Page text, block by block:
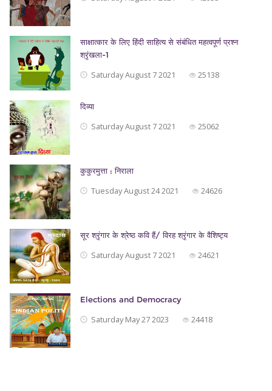
साक्षात्कार के लिए हिंदी साहित्य से संबंधित महत्वपूर्ण प्रश्न
श्रृंखला-1
Saturday August 7 2021 25138
दिव्या
Saturday August 7 2021 25062
कुकुरमुत्ता : निराला
Tuesday August 24 2021 24626
सूर श्रृंगार के श्रेष्ठ कवि हैं/ विरह श्रृंगार के वैशिष्ट्य
Saturday August 7 2021 24621
Elections and Democracy
Saturday May 27 2023 24418